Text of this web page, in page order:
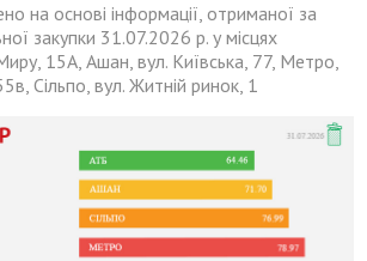
на основі інформації, отриманої за
закупки 31.07.2026 р. у місцях
15А, Ашан, вул. Київська, 77, Метро,
Сільпо, вул. Житній ринок, 1